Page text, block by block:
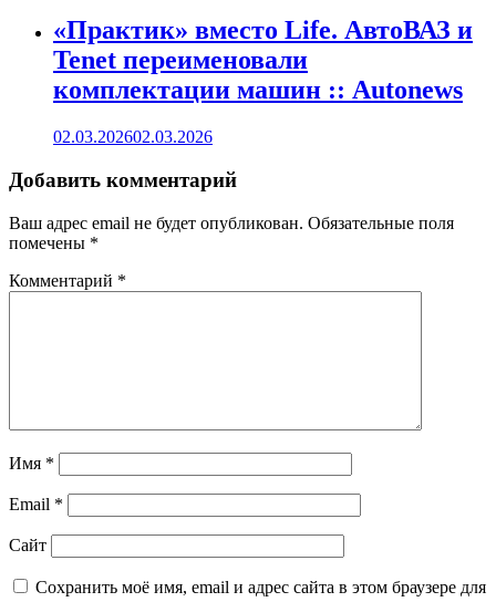
«Практик» вместо Life. АвтоВАЗ и
Tenet переименовали
комплектации машин :: Autonews
02.03.202602.03.2026
Добавить комментарий
Ваш адрес email не будет опубликован. Обязательные поля
помечены *
Комментарий *
Имя *
Email *
Сайт
Сохранить моё имя, email и адрес сайта в этом браузере для